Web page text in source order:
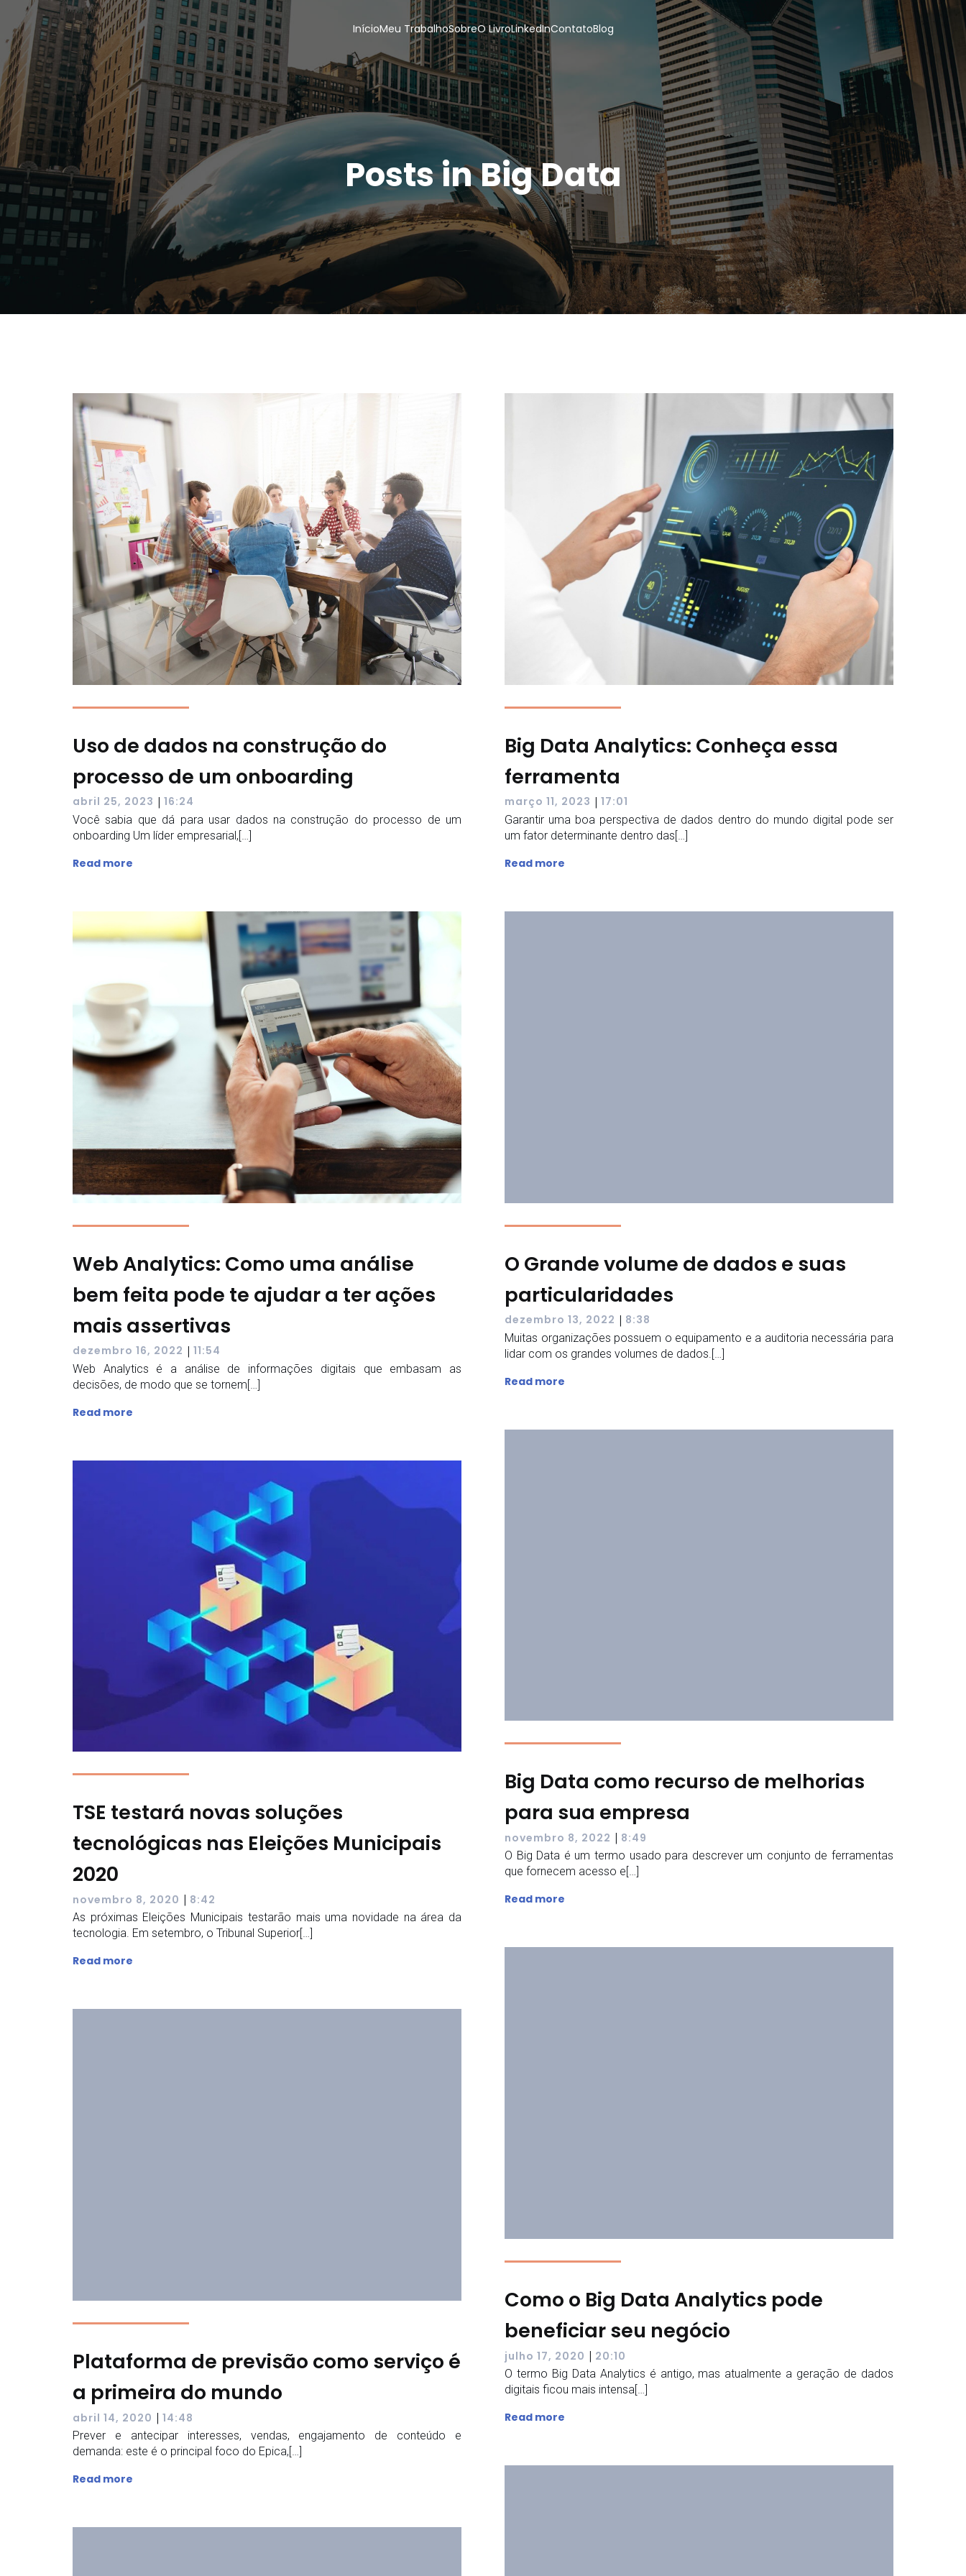
InícioMeu TrabalhoSobreO LivroLinkedInContatoBlog
Posts in Big Data
Uso de dados na construção do
processo de um onboarding
abril 25, 2023 | 16:24
Você sabia que dá para usar dados na construção do processo de um
onboarding Um líder empresarial,[…]
Read more
Big Data Analytics: Conheça essa
ferramenta
março 11, 2023 | 17:01
Garantir uma boa perspectiva de dados dentro do mundo digital pode ser
um fator determinante dentro das[…]
Read more
Web Analytics: Como uma análise
bem feita pode te ajudar a ter ações
mais assertivas
dezembro 16, 2022 | 11:54
Web Analytics é a análise de informações digitais que embasam as
decisões, de modo que se tornem[…]
Read more
O Grande volume de dados e suas
particularidades
dezembro 13, 2022 | 8:38
Muitas organizações possuem o equipamento e a auditoria necessária para
lidar com os grandes volumes de dados.[…]
Read more
Big Data como recurso de melhorias
para sua empresa
novembro 8, 2022 | 8:49
O Big Data é um termo usado para descrever um conjunto de ferramentas
que fornecem acesso e[…]
Read more
TSE testará novas soluções
tecnológicas nas Eleições Municipais
2020
novembro 8, 2020 | 8:42
As próximas Eleições Municipais testarão mais uma novidade na área da
tecnologia. Em setembro, o Tribunal Superior[…]
Read more
Como o Big Data Analytics pode
beneficiar seu negócio
julho 17, 2020 | 20:10
O termo Big Data Analytics é antigo, mas atualmente a geração de dados
digitais ficou mais intensa[…]
Read more
Plataforma de previsão como serviço é
a primeira do mundo
abril 14, 2020 | 14:48
Prever e antecipar interesses, vendas, engajamento de conteúdo e
demanda: este é o principal foco do Epica,[…]
Read more